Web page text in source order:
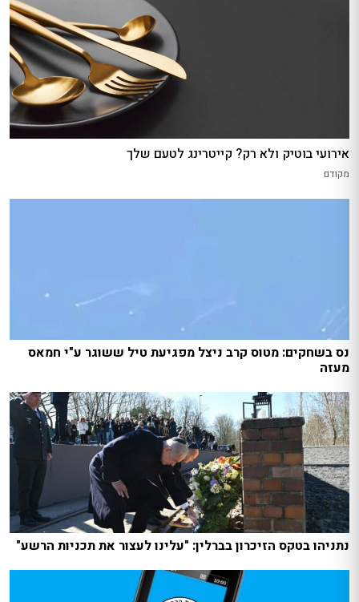
אירועי בוטיק ולא רק? קייטרינג לטעם שלך
מקודם
נס בשחקים: מטוס קרב ניצל מפגיעת טיל ששוגר ע"י חמאס
מעזה
נתניהו בטקס הזיכרון בברלין: "עלינו לעצור את תכניות הרשע"